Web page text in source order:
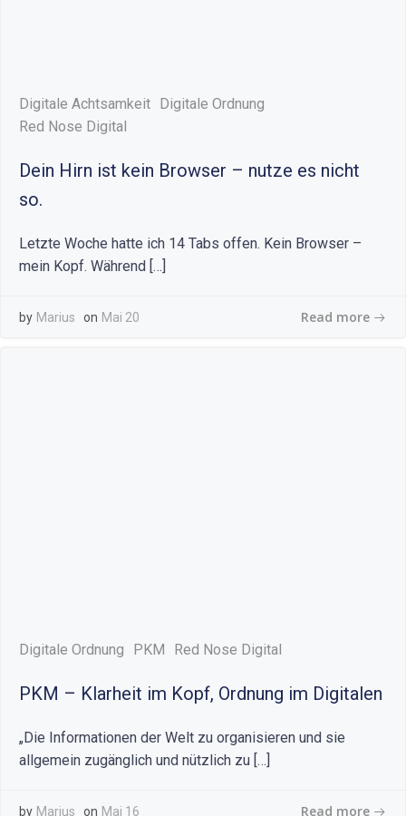
Digitale Achtsamkeit Digitale Ordnung
Red Nose Digital
Dein Hirn ist kein Browser – nutze es nicht
so.
Letzte Woche hatte ich 14 Tabs offen. Kein Browser –
mein Kopf. Während […]
by Marius on Mai 20 Read more
Digitale Ordnung PKM Red Nose Digital
PKM – Klarheit im Kopf, Ordnung im Digitalen
„Die Informationen der Welt zu organisieren und sie
allgemein zugänglich und nützlich zu […]
by Marius on Mai 16 Read more